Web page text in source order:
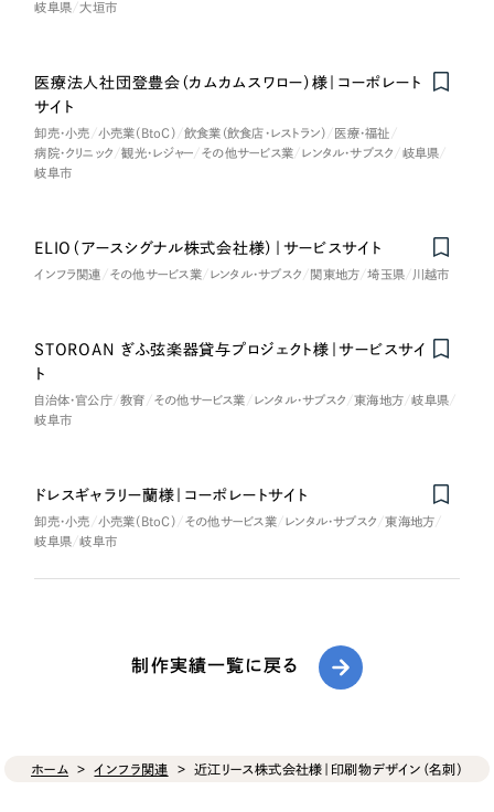
岐阜県
大垣市
医療法人社団登豊会（カムカムスワロー）様｜コーポレート
サイト
卸売・小売 小売業（BtoC） 飲食業（飲食店・レストラン）
医療・福祉
病院・クリニック
観光・レジャー その他サービス業 レンタル・サブスク
岐阜県
岐阜市
ELIO（アースシグナル株式会社様）｜サービスサイト
インフラ関連 その他サービス業 レンタル・サブスク 関東地方 埼玉県 川越市
STOROAN ぎふ弦楽器貸与プロジェクト様｜サービスサイ
ト
自治体・官公庁 教育 その他サービス業 レンタル・サブスク 東海地方
岐阜県
岐阜市
ドレスギャラリー蘭様｜コーポレートサイト
卸売・小売 小売業（BtoC） その他サービス業 レンタル・サブスク
東海地方
岐阜県
岐阜市
制作実績一覧に戻る
ホーム インフラ関連 近江リース株式会社様｜印刷物デザイン（名刺）